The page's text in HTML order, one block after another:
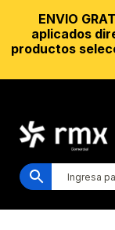
ENVIO
aplicados
productos